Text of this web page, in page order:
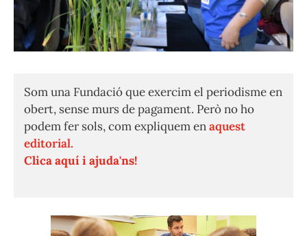
Som una Fundació que exercim el periodisme en
obert, sense murs de pagament. Però no ho
podem fer sols, com expliquem enaquest
editorial.
Clica aquí i ajuda'ns!